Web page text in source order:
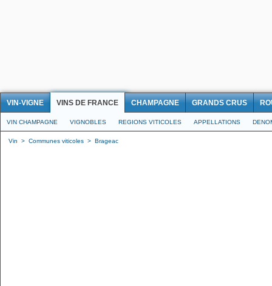
VIN-VIGNE VINS DE FRANCE CHAMPAGNE GRANDS CRUS
VIN CHAMPAGNE VIGNOBLES REGIONS VITICOLES APPELLATIONS
Vin > Communes viticoles > Brageac